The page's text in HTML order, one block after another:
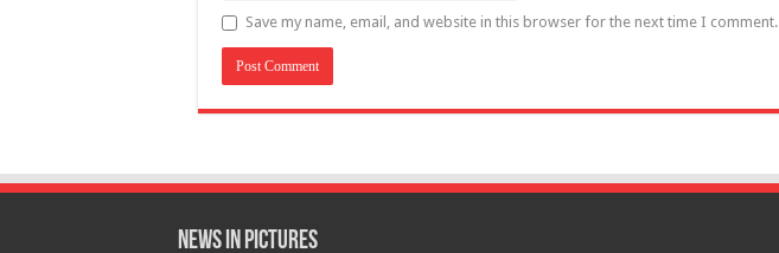
Save my name, email, and website in this browser for the next time I comment.
News in Pictures